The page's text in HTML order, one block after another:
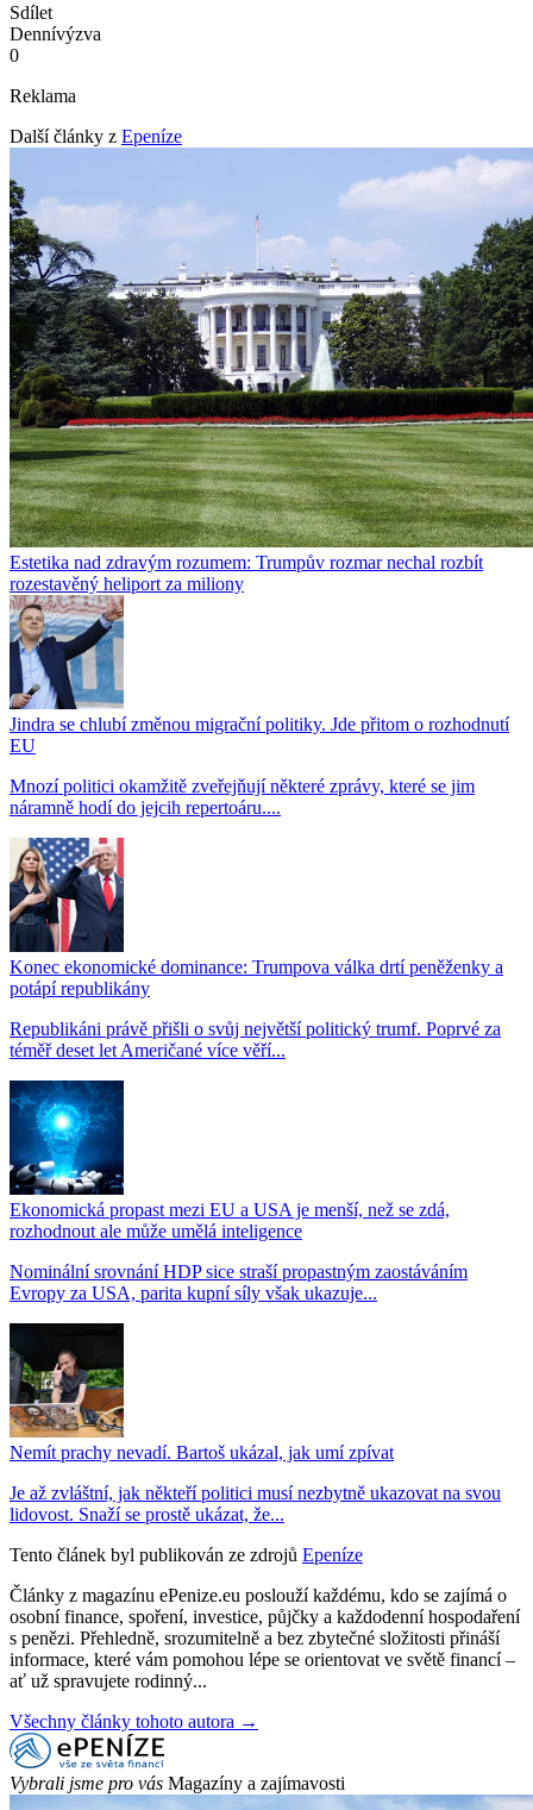
Sdílet
Dennívýzva
0
Reklama
Další články z Epeníze
Estetika nad zdravým rozumem: Trumpův rozmar nechal rozbít
rozestavěný heliport za miliony
Jindra se chlubí změnou migrační politiky. Jde přitom o rozhodnutí
EU
Mnozí politici okamžitě zveřejňují některé zprávy, které se jim
náramně hodí do jejcih repertoáru....
Konec ekonomické dominance: Trumpova válka drtí peněženky a
potápí republikány
Republikáni právě přišli o svůj největší politický trumf. Poprvé za
téměř deset let Američané více věří...
Ekonomická propast mezi EU a USA je menší, než se zdá,
rozhodnout ale může umělá inteligence
Nominální srovnání HDP sice straší propastným zaostáváním
Evropy za USA, parita kupní síly však ukazuje...
Nemít prachy nevadí. Bartoš ukázal, jak umí zpívat
Je až zvláštní, jak někteří politici musí nezbytně ukazovat na svou
lidovost. Snaží se prostě ukázat, že...
Tento článek byl publikován ze zdrojů Epeníze
Články z magazínu ePenize.eu poslouží každému, kdo se zajímá o
osobní finance, spoření, investice, půjčky a každodenní hospodaření
s penězi. Přehledně, srozumitelně a bez zbytečné složitosti přináší
informace, které vám pomohou lépe se orientovat ve světě financí –
ať už spravujete rodinný...
Všechny články tohoto autora →
Vybrali jsme pro vás Magazíny a zajímavosti